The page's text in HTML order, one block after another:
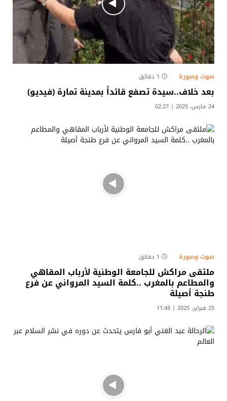
صوت وصورة 1 دقائق
بعد خلاف..سيدة تصفع قائداً بمدينة تمارة (فيديو)
24 مارس، 2025 | 02:27
صوت وصورة 1 دقائق
ملتقى مراكش للجامعة الوطنية لأرباب المقاهي
والمطاعم بالمغرب ..كلمة السيد المرواني عن فرع
طنجة أصيلة
25 فبراير، 2025 | 11:48